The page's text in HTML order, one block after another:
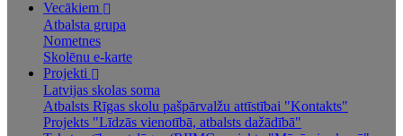
Vecākiem
Atbalsta grupa
Nometnes
Skolēnu e-karte
Projekti
Latvijas skolas soma
Atbalsts Rīgas skolu pašpārvalžu attīstībai "Kontakts"
Projekts "Līdzās vienotībā, atbalsts dažādībā"